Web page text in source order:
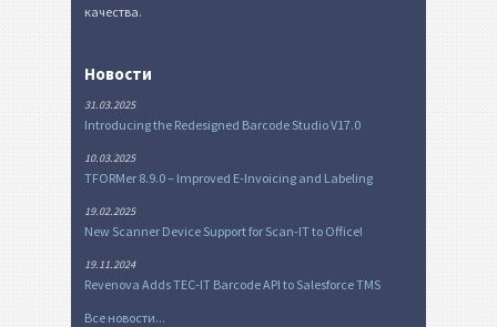
качества.
Новости
31.03.2025
Introducing the Redesigned Barcode Studio V17.0
10.03.2025
TFORMer 8.9.0 – Improved E-Invoicing and Labeling
19.02.2025
New Scanner Device Support for Scan-IT to Office!
19.11.2024
Revenova Adds TEC-IT Barcode API to Salesforce TMS
Все новости...